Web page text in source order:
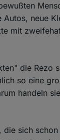
Autos, neue
mit
die Rezo
so eine
handeln
die sich